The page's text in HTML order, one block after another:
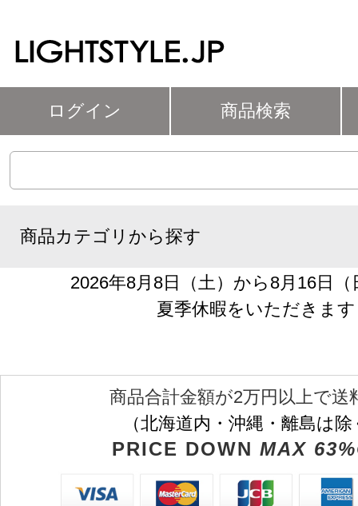
ログイン 商品検索
商品カテゴリから探す
2026年8月8日（土）から8月16日
夏季休暇をいただきます
商品合計金額が2万円以上で送
（北海道内・沖縄・離島は
PRICE DOWN MAX